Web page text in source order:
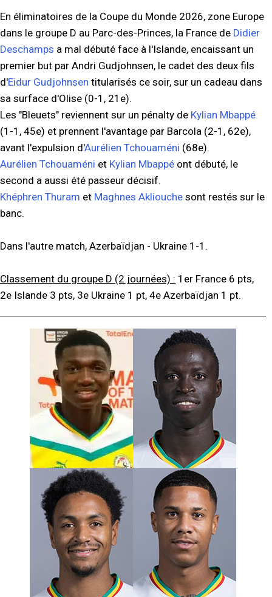
En éliminatoires de la Coupe du Monde 2026, zone Europe
dans le groupe D au Parc-des-Princes, la France de Didier
Deschamps a mal débuté face à l'Islande, encaissant un
premier but par Andri Gudjohnsen, le cadet des deux fils
d'Eidur Gudjohnsen titularisés ce soir, sur un cadeau dans
sa surface d'Olise (0-1, 21e).
Les "Bleuets" reviennent sur un pénalty de Kylian Mbappé
(1-1, 45e) et prennent l'avantage par Barcola (2-1, 62e),
avant l'expulsion d'Aurélien Tchouaméni (68e).
Aurélien Tchouaméni et Kylian Mbappé ont débuté, le
second a aussi été passeur décisif.
Khéphren Thuram et Maghnes Akliouche sont restés sur le
banc.
Dans l'autre match, Azerbaïdjan - Ukraine 1-1.
Classement du groupe D (2 journées) : 1er France 6 pts,
2e Islande 3 pts, 3e Ukraine 1 pt, 4e Azerbaïdjan 1 pt.